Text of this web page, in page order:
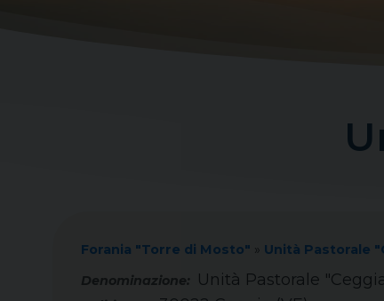
Forania "Torre di Mosto" » Unità Pastorale
Unità Pastorale